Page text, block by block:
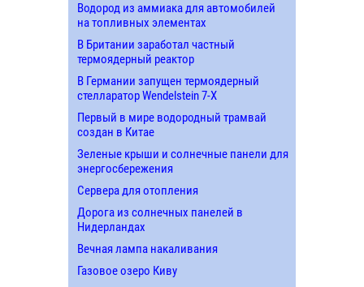
Водород из аммиака для автомобилей
на топливных элементах
В Британии заработал частный
термоядерный реактор
В Германии запущен термоядерный
стелларатор Wendelstein 7-X
Первый в мире водородный трамвай
создан в Китае
Зеленые крыши и солнечные панели для
энергосбережения
Сервера для отопления
Дорога из солнечных панелей в
Нидерландах
Вечная лампа накаливания
Газовое озеро Киву